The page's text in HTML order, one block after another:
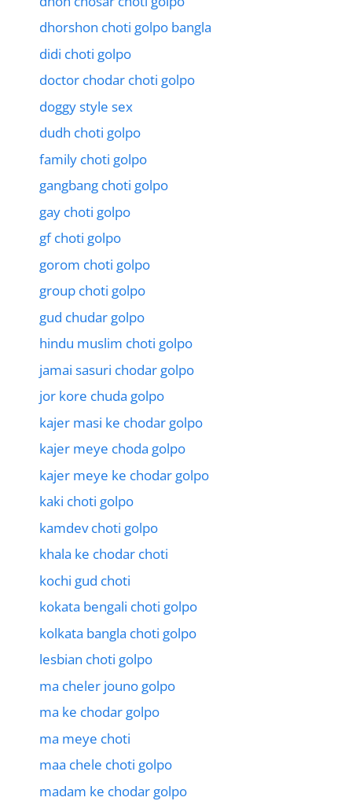
dhorshon choti golpo bangla
didi choti golpo
doctor chodar choti golpo
doggy style sex
dudh choti golpo
family choti golpo
gangbang choti golpo
gay choti golpo
gf choti golpo
gorom choti golpo
group choti golpo
gud chudar golpo
hindu muslim choti golpo
jamai sasuri chodar golpo
jor kore chuda golpo
kajer masi ke chodar golpo
kajer meye choda golpo
kajer meye ke chodar golpo
kaki choti golpo
kamdev choti golpo
khala ke chodar choti
kochi gud choti
kokata bengali choti golpo
kolkata bangla choti golpo
lesbian choti golpo
ma cheler jouno golpo
ma ke chodar golpo
ma meye choti
maa chele choti golpo
madam ke chodar golpo